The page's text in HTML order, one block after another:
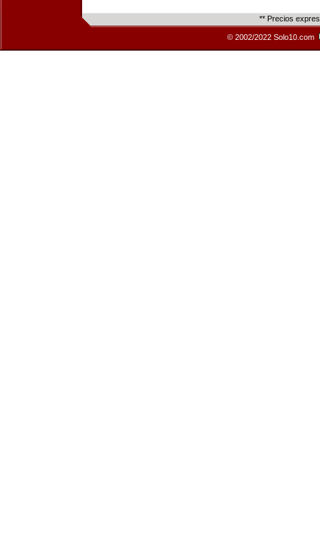
** Precios
© 2002/2022 Solo10.com